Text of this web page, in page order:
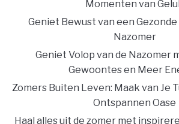
Momenten van
Geniet Bewust van een
Nazomer
Geniet Volop van de Nazomer
Gewoontes en Meer
Zomers Buiten Leven: Maak van Je
Ontspannen Oase
Haal alles uit de zomer met